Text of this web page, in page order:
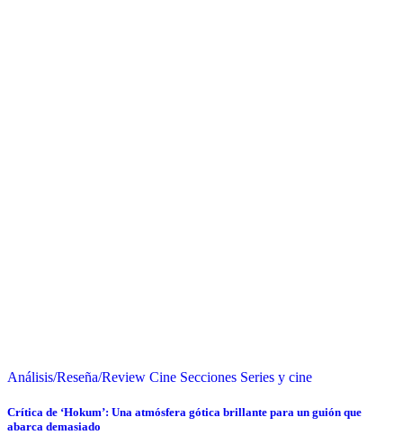
Análisis/Reseña/Review Cine Secciones Series y cine
Crítica de ‘Hokum’: Una atmósfera gótica brillante para un guión que
abarca demasiado